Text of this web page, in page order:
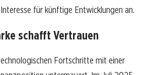
für künftige Entwicklungen an.
schafft Vertrauen
Fortschritte mit einer